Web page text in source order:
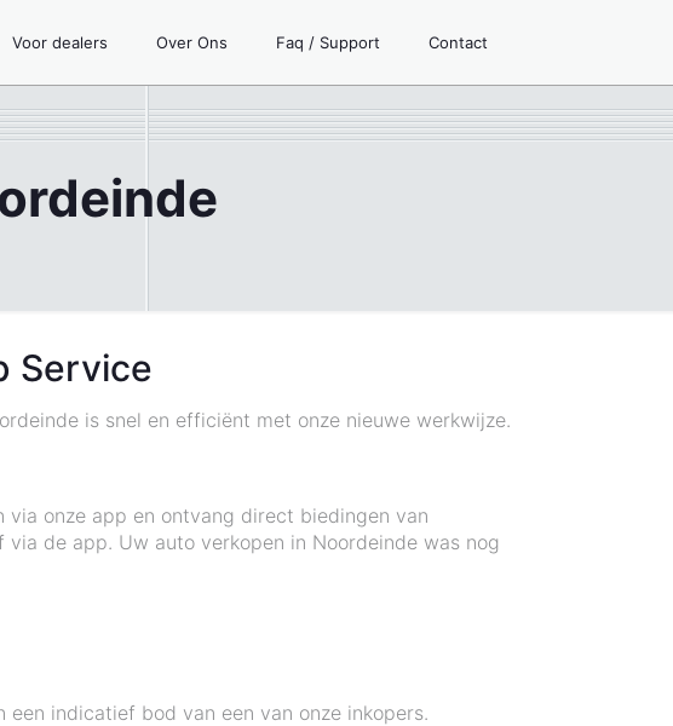
Voor dealers Over Ons Faq / Support Contact
Service
is snel en efficiënt met onze nieuwe werkwijze.
onze app en ontvang direct biedingen van
de app. Uw auto verkopen in Noordeinde was nog
indicatief bod van een van onze inkopers.